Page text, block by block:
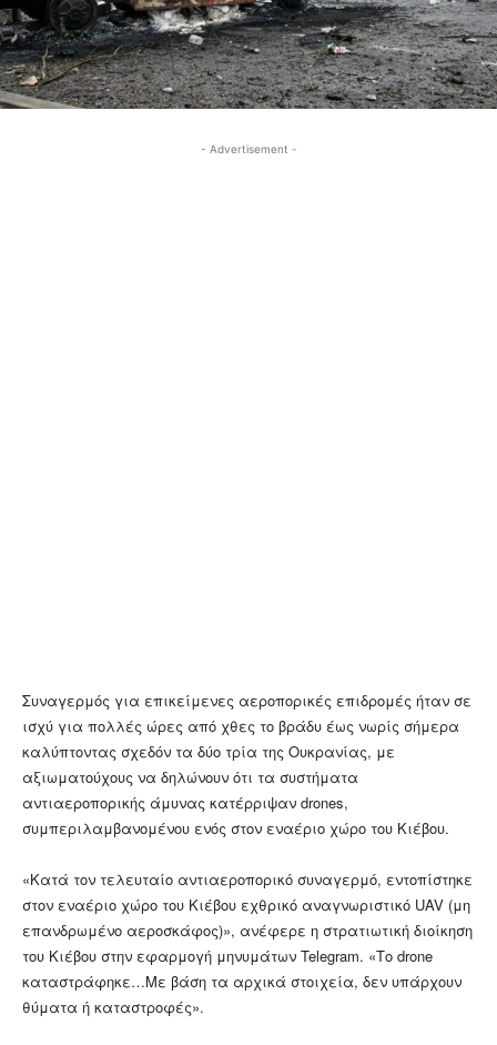
- Advertisement -
Συναγερμός για επικείμενες αεροπορικές επιδρομές ήταν σε
ισχύ για πολλές ώρες από χθες το βράδυ έως νωρίς σήμερα
καλύπτοντας σχεδόν τα δύο τρία της Ουκρανίας, με
αξιωματούχους να δηλώνουν ότι τα συστήματα
αντιαεροπορικής άμυνας κατέρριψαν drones,
συμπεριλαμβανομένου ενός στον εναέριο χώρο του Κιέβου.
«Κατά τον τελευταίο αντιαεροπορικό συναγερμό, εντοπίστηκε
στον εναέριο χώρο του Κιέβου εχθρικό αναγνωριστικό UAV (μη
επανδρωμένο αεροσκάφος)», ανέφερε η στρατιωτική διοίκηση
του Κιέβου στην εφαρμογή μηνυμάτων Telegram. «Το drone
καταστράφηκε…Με βάση τα αρχικά στοιχεία, δεν υπάρχουν
θύματα ή καταστροφές».